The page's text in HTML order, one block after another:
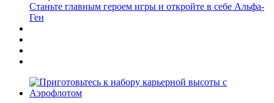
Станьте главным героем игры и откройте в себе Альфа-
Ген